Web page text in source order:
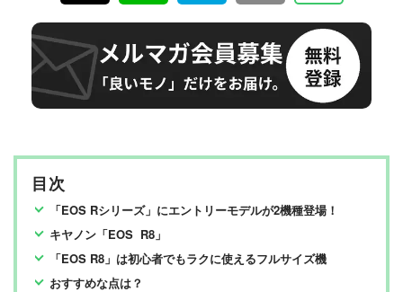
目次
「EOS Rシリーズ」にエントリーモデルが2機種登場！
キヤノン「EOS R8」
「EOS R8」は初心者でもラクに使えるフルサイズ機
おすすめな点は？